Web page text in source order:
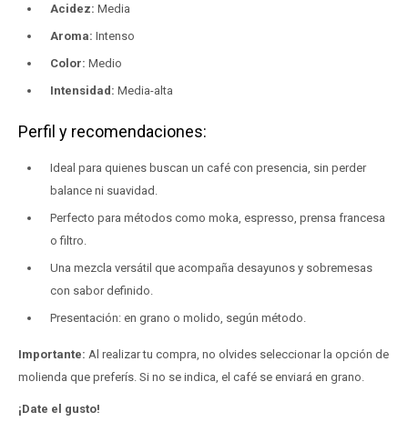
Acidez: Media
Aroma: Intenso
Color: Medio
Intensidad: Media-alta
Perfil y recomendaciones:
Ideal para quienes buscan un café con presencia, sin perder
balance ni suavidad.
Perfecto para métodos como moka, espresso, prensa francesa
o filtro.
Una mezcla versátil que acompaña desayunos y sobremesas
con sabor definido.
Presentación: en grano o molido, según método.
Importante: Al realizar tu compra, no olvides seleccionar la opción de
molienda que preferís. Si no se indica, el café se enviará en grano.
¡Date el gusto!